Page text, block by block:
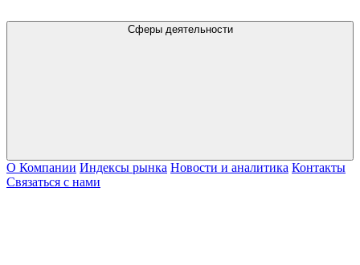
Сферы деятельности
О Компании Индексы рынка Новости и аналитика Контакты
Связаться с нами